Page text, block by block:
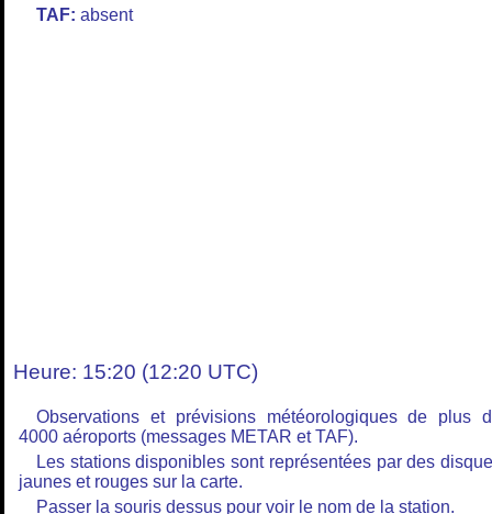
TAF: absent
Heure: 15:20 (12:20 UTC)
Observations et prévisions météorologiques de plus
4000 aéroports (messages METAR et TAF).
Les stations disponibles sont représentées par des
jaunes et rouges sur la carte.
Passer la souris dessus pour voir le nom de la station.